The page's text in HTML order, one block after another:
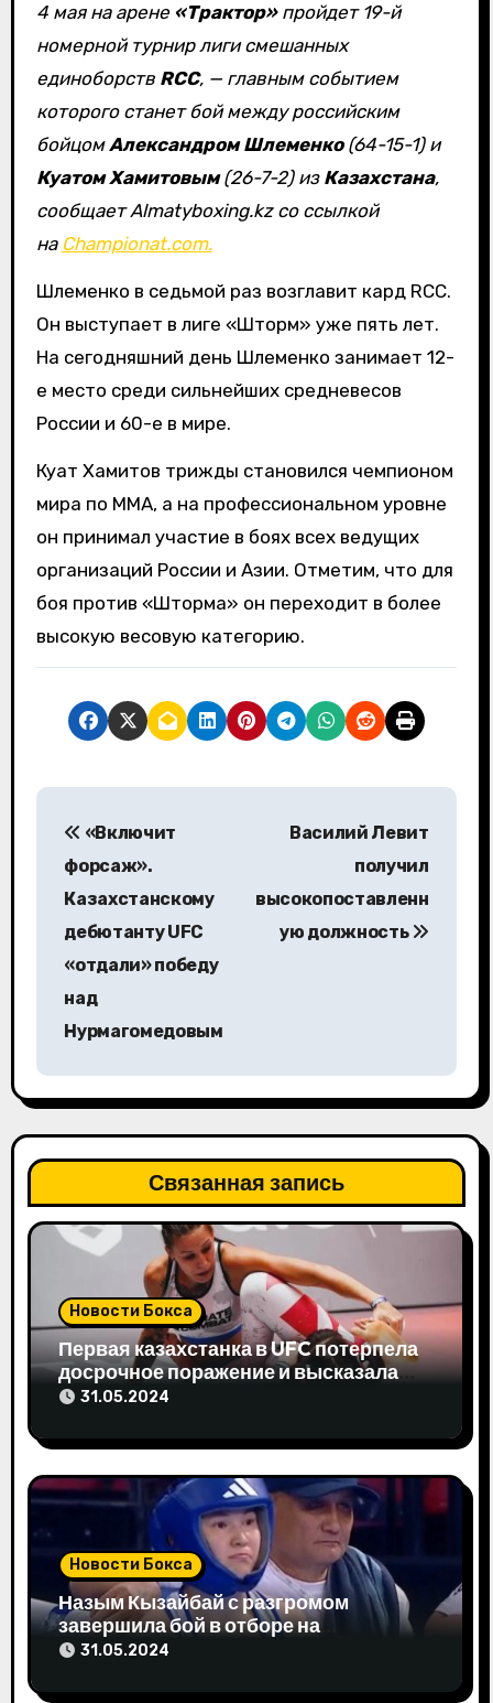
4 мая на арене «Трактор»пройдет 19-й
номерной турнир лиги смешанных
единоборств RCC, — главным событием
которого станет бой между российским
бойцомАлександром Шлеменко(64-15-1) и
Куатом Хамитовым(26-7-2) из Казахстана,
сообщает Almatyboxing.kz со ссылкой
на Championat.com.
Шлеменко в седьмой раз возглавит кард RCC.
Он выступает в лиге «Шторм» уже пять лет.
На сегодняшний день Шлеменко занимает 12-
е место среди сильнейших средневесов
России и 60-е в мире.
Куат Хамитов трижды становился чемпионом
мира по ММА, а на профессиональном уровне
он принимал участие в боях всех ведущих
организаций России и Азии. Отметим, что для
боя против «Шторма» он переходит в более
высокую весовую категорию.
Н
ц
и
я
п
а
и
с
я
м
«Включит
форсаж».
Казахстанскому
дебютанту UFC
«отдали» победу
над
Нурмагомедовым
Василий Левит
получил
высокопоставленн
ую должность
Связанная запись
Новости Бокса
Первая казахстанка в UFC потерпела
досрочное поражение и высказала
свое мнение
31.05.2024
Новости Бокса
Назым Кызайбай с разгромом
завершила бой в отборе на
Олимпиаду-2024
31.05.2024